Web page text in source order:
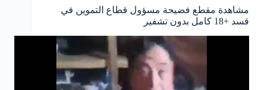
مشاهدة مقطع فضيحة مسؤول قطاع التموين في
قسد +18 كامل بدون تشفير